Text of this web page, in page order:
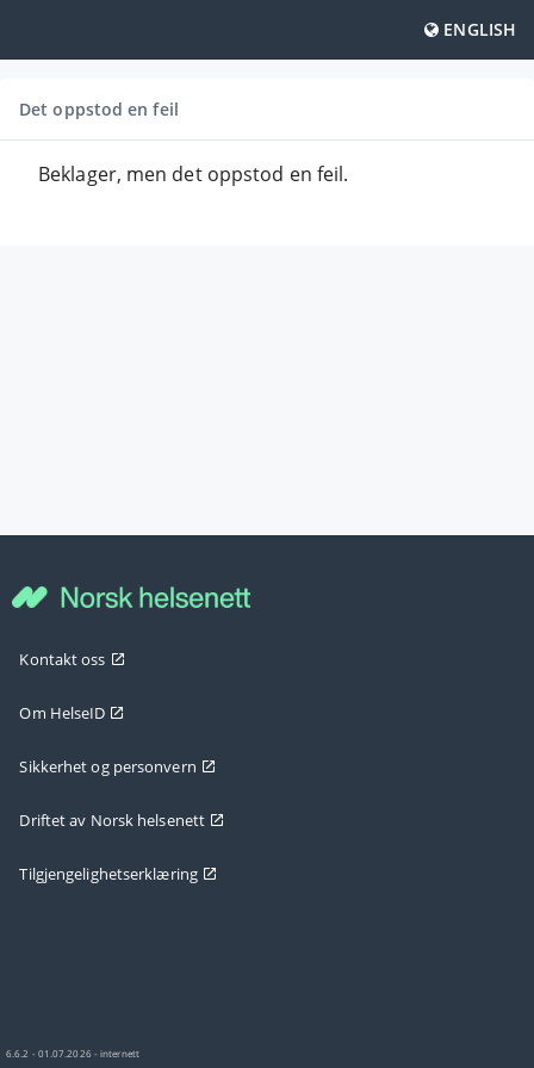
ENGLISH
Det oppstod en feil
Beklager, men det oppstod en feil.
Kontakt oss
Om HelseID
Sikkerhet og personvern
Driftet av Norsk helsenett
Tilgjengelighetserklæring
6.6.2 - 01.07.2026 - internett